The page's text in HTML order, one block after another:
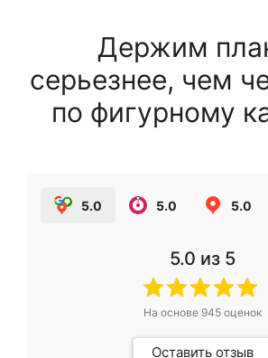
Держим
серьезнее, чем
по фигурному
5.0 5.0 5.0
5.0 из 5
На основе 945оценок
Оставить отзыв